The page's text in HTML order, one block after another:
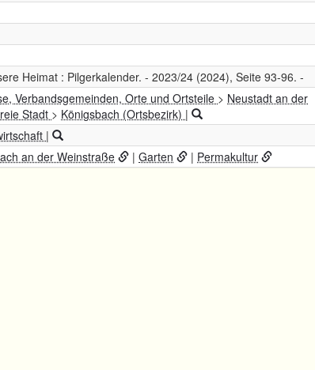
Heimat : Pilgerkalender. - 2023/24 (2024), Seite 93-96. -
Verbandsgemeinden, Orte und Ortsteile > Neustadt an der
Stadt > Königsbach (Ortsbezirk) |
|
an der Weinstraße
| Garten | Permakultur